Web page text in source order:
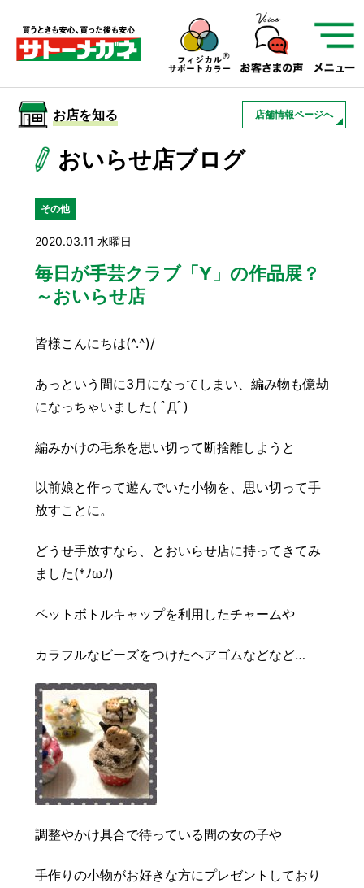
サトーメガネを知る
サトーメガネについて
01 サトーメガネの遠近
検査・フィッティング
アフターサービス
お店を知る
サービスを知る
豆知識 ご購入の流れ
お知らせ
採用情報
お店を知る 店舗情報ページへ
おいらせ店ブログ
その他
2020.03.11 水曜日
毎日が手芸クラブ「Y」の作品展？
～おいらせ店
皆様こんにちは(^.^)/
あっという間に3月になってしまい、編み物も億劫
になっちゃいました( ﾟДﾟ)
編みかけの毛糸を思い切って断捨離しようと
以前娘と作って遊んでいた小物を、思い切って手
放すことに。
どうせ手放すなら、とおいらせ店に持ってきてみ
ました(*ﾉωﾉ)
ペットボトルキャップを利用したチャームや
カラフルなビーズをつけたヘアゴムなどなど…
調整やかけ具合で待っている間の女の子や
手作りの小物がお好きな方にプレゼントしており